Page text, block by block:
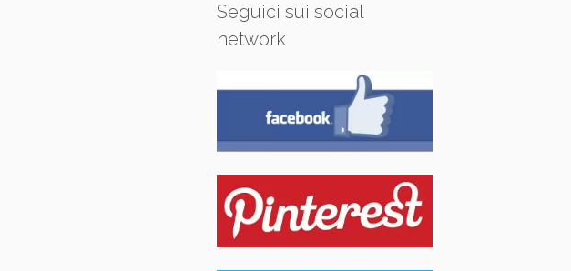
Seguici sui social
network